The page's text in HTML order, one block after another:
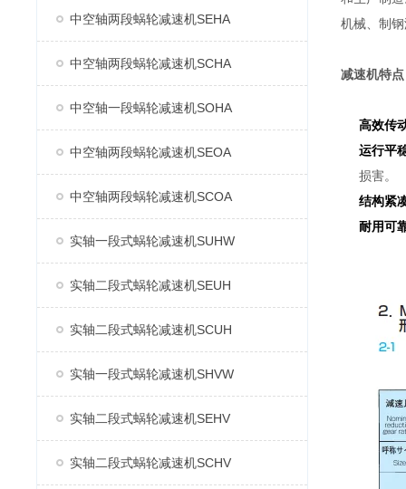
中空轴两段蜗轮减速机SEHA
中空轴两段蜗轮减速机SCHA
中空轴一段蜗轮减速机SOHA
中空轴两段蜗轮减速机SEOA
中空轴两段蜗轮减速机SCOA
实轴一段式蜗轮减速机SUHW
实轴二段式蜗轮减速机SEUH
实轴二段式蜗轮减速机SCUH
实轴一段式蜗轮减速机SHVW
实轴二段式蜗轮减速机SEHV
实轴二段式蜗轮减速机SCHV
机械、制
减速机特
高效传
运行平
损害。
结构紧
耐用可